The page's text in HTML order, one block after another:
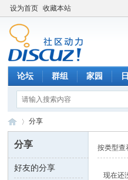
设为首页 收藏本站
论坛 群组 家园
数 ›
分享
分享
好友的分享
按类型
现在还